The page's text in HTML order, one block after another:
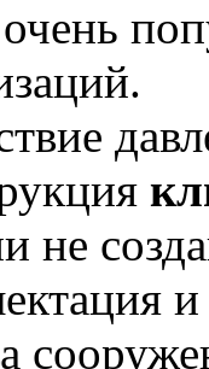
очень
не